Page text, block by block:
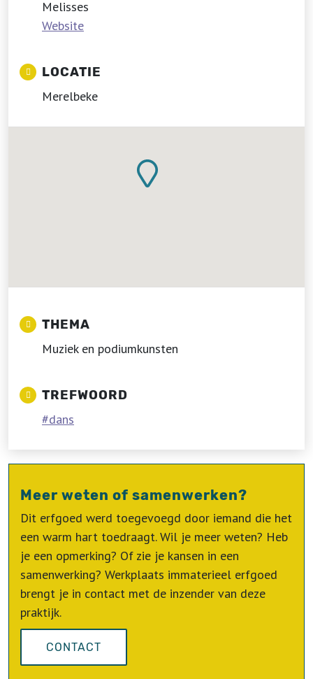
Melisses
Website
LOCATIE
Merelbeke
THEMA
Muziek en podiumkunsten
TREFWOORD
dans
Meer weten of samenwerken?
Dit erfgoed werd toegevoegd door iemand die het
een warm hart toedraagt. Wil je meer weten? Heb
je een opmerking? Of zie je kansen in een
samenwerking? Werkplaats immaterieel erfgoed
brengt je in contact met de inzender van deze
praktijk.
CONTACT